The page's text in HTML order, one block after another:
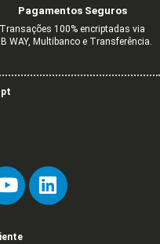
Pagamentos Seguros
Transações 100% encriptadas via
WAY, Multibanco e Transferência.